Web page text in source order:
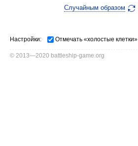
Случайным образом
Настройки: Отмечать «холостые клетки»
© 2013—2020 battleship-game.org